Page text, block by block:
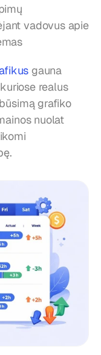
vadovus apie
gauna
realus
grafiko
nuolat